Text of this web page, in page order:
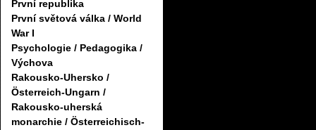
První republika
První světová válka / World
War I
Psychologie / Pedagogika /
Výchova
Rakousko-Uhersko /
Österreich-Ungarn /
Rakousko-uherská
monarchie / Österreichisch-